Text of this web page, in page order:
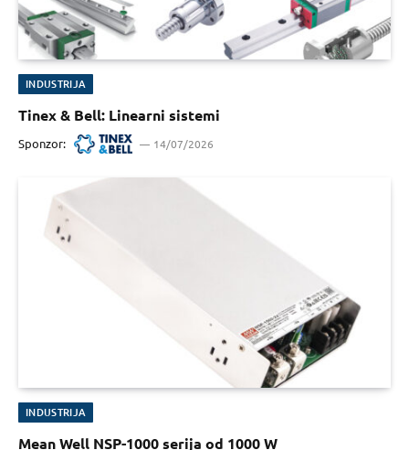
INDUSTRIJA
Tinex & Bell: Linearni sistemi
Sponzor: 14/07/2026
INDUSTRIJA
Mean Well NSP-1000 serija od 1000 W